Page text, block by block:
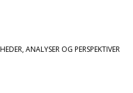
ANALYSER OG PERSPEKTIVER